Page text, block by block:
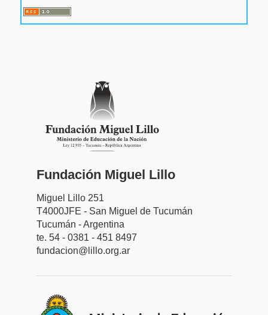
Fundación Miguel Lillo
Miguel Lillo 251
T4000JFE - San Miguel de Tucumán
Tucumán - Argentina
te. 54 - 0381 - 451 8497
fundacion@lillo.org.ar